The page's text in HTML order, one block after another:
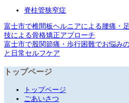
脊柱管狭窄症
富士市で椎間板ヘルニアによる腰痛・
技による骨格矯正アプローチ
富士市で股関節痛・歩行困難でお悩み
と日常セルフケア
トップページ
トップページ
ごあいさつ